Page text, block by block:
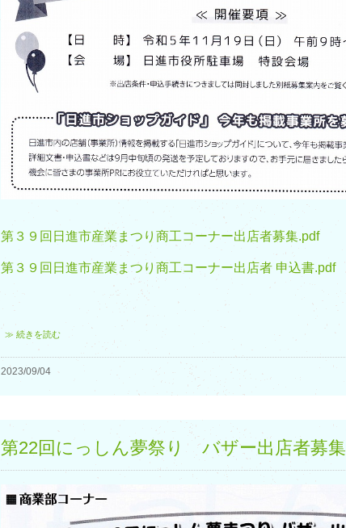
第３９回日進市産業まつり商工コーナー出店者募集.pdf
第３９回日進市産業まつり商工コーナー出店者 申込書.pdf
≫ 続きを読む
2023/09/04
第22回にっしん夢祭り バザー出店者募集